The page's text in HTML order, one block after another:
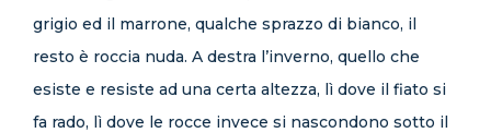
grigio ed il marrone, qualche sprazzo di bianco, il
resto è roccia nuda. A destra l’inverno, quello che
esiste e resiste ad una certa altezza, lì dove il fiato si
fa rado, lì dove le rocce invece si nascondono sotto il